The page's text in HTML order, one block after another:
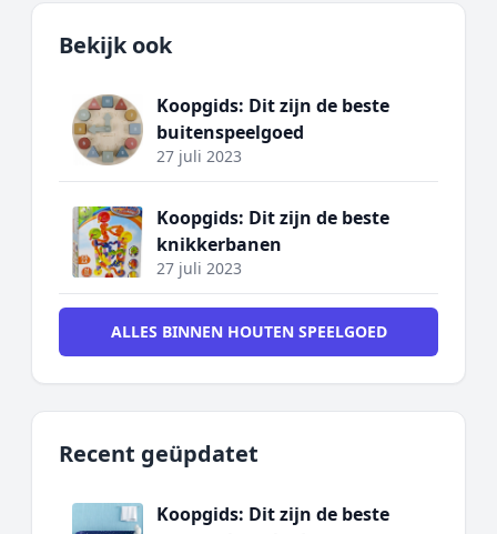
Bekijk ook
Koopgids: Dit zijn de beste
buitenspeelgoed
27 juli 2023
Koopgids: Dit zijn de beste
knikkerbanen
27 juli 2023
ALLES BINNEN HOUTEN SPEELGOED
Recent geüpdatet
Koopgids: Dit zijn de beste